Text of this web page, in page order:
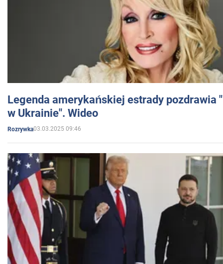
Legenda amerykańskiej estrady pozdrawia
w Ukrainie". Wideo
Rozrywka03.03.2025 09:46